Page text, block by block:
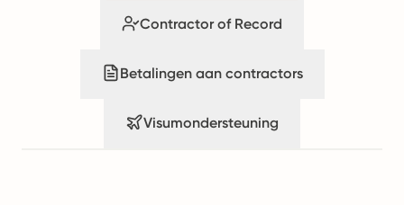
Contractor of Record
Betalingen aan contractors
Visumondersteuning